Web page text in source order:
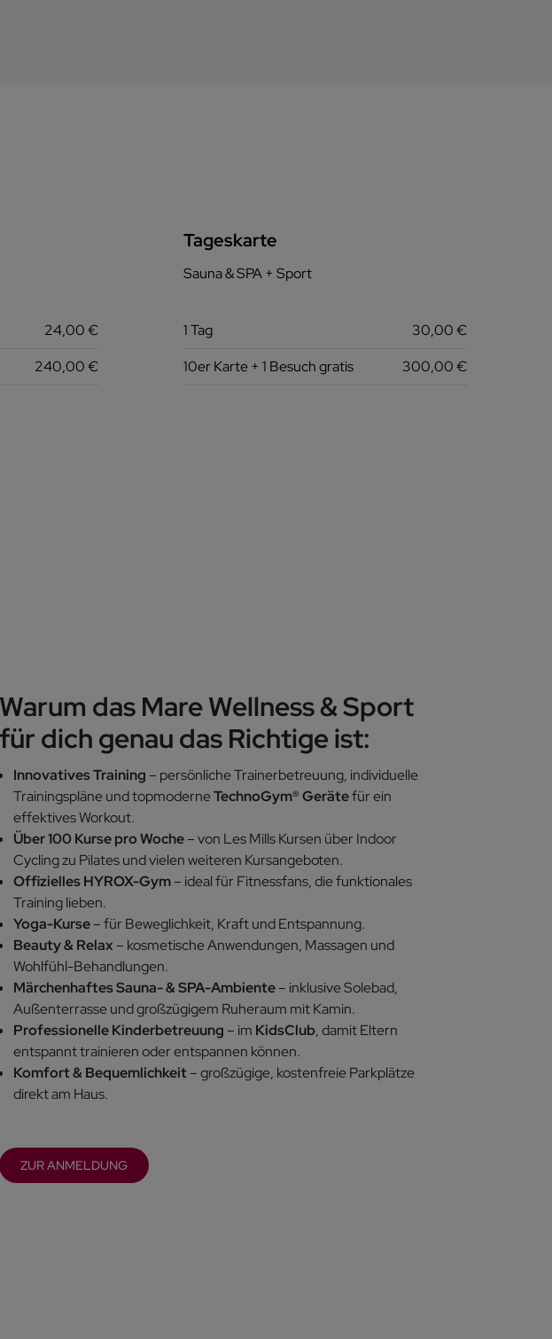
24,00 €
240,00 €
Tageskarte
Sauna & SPA + Sport
1 Tag
30,00 €
10er Karte + 1 Besuch gratis
300,00 €
Warum das Mare Wellness & Sport
für dich genau das Richtige ist:
Innovatives Training– persönliche Trainerbetreuung, individuelle
Trainingspläne und topmoderneTechnoGym®Gerätefür ein
effektives Workout.
Über 100 Kurse pro Woche– von Les Mills Kursen über Indoor
Cycling zu Pilatesund vielen weiteren Kursangeboten.
Offizielles HYROX-Gym– ideal für Fitnessfans, die funktionales
Training lieben.
Yoga-Kurse– für Beweglichkeit, Kraft und Entspannung.
Beauty & Relax– kosmetische Anwendungen, Massagen und
Wohlfühl-Behandlungen.
Märchenhaftes Sauna- & SPA-Ambiente– inklusive Solebad,
Außenterrasse und großzügigem Ruheraum mit Kamin.
Professionelle Kinderbetreuung– im KidsClub, damit Eltern
entspannt trainieren oder entspannen können.
Komfort & Bequemlichkeit– großzügige, kostenfreie Parkplätze
direkt am Haus.
ZUR ANMELDUNG